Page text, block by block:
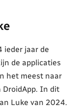
ieder jaar de
de applicaties
het meest naar
DroidApp. In dit
Luke van 2024.